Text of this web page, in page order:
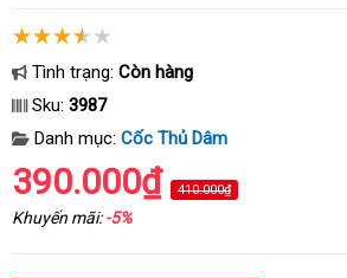
Tình trạng: Còn hàng
Sku: 3987
Danh mục: Cốc Thủ Dâm
390.000₫ 410.000₫
Khuyến mãi:-5%